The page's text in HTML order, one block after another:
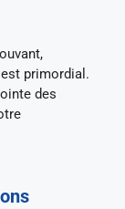
primordial.
des